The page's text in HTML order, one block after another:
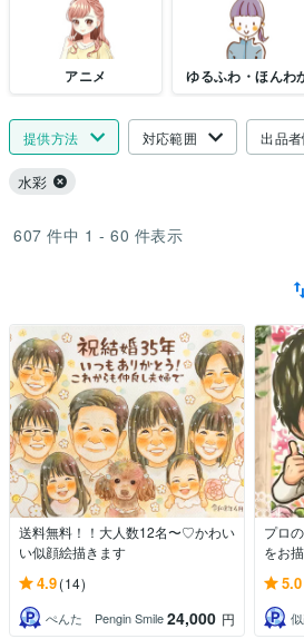
アニメ ゆるふわ・ほんわ
提供方法 対応範囲 出品
水彩
607 件中 1 - 60 件表示
送料無料！！大人数12名〜♡かわい
い似顔絵描きます
4.9(14)
ぺんた Pengin Smile24,000 円
プロ
をお
5.0